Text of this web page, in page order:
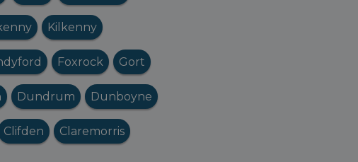
Kilkenny
Foxrock Gort
Dundrum Dunboyne
Clifden Claremorris